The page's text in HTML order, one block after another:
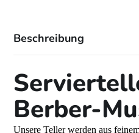
Beschreibung
Berber-
Unsere Teller werden aus